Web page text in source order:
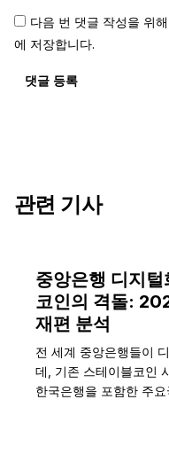
다음 번 댓글 작성을 위
에 저장합니다.
댓글 등록
관련 기사
중앙은행 디지
코인의 격돌:
재편 분석
전 세계 중앙은행들이
데, 기존 스테이블코인
한국은행을 포함한 주